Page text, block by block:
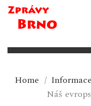
Home /
Náš